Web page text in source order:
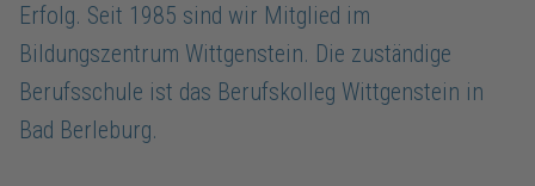
Erfolg. Seit 1985 sind wir Mitglied im
Bildungszentrum Wittgenstein. Die zuständige
Berufsschule ist das Berufskolleg Wittgenstein in
Bad Berleburg.